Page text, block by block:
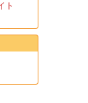
ト